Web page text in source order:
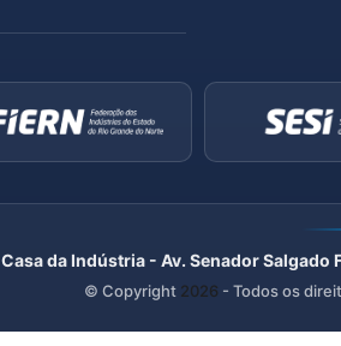
Casa da Indústria - Av. Senador
© Copyright 2026 - Todos os